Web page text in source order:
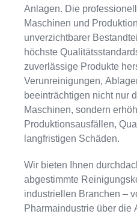
Anlagen. Die
Maschinen und
unverzichtbarer
höchste
zuverlässige Produkte
Verunreinigungen,
beeinträchtigen nicht nur
Maschinen, sondern
Produktionsausfällen,
langfristigen Schäden.
Wir bieten Ihnen
abgestimmte
industriellen Branchen –
Pharmaindustrie über die